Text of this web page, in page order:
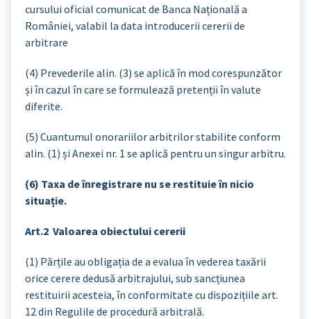
cursului oficial comunicat de Banca Națională a
României, valabil la data introducerii cererii de
arbitrare
(4) Prevederile alin. (3) se aplică în mod corespunzător
și în cazul în care se formulează pretenții în valute
diferite.
(5) Cuantumul onorariilor arbitrilor stabilite conform
alin. (1) și Anexei nr. 1 se aplică pentru un singur arbitru.
(6) Taxa de înregistrare nu se restituie în nicio
situație.
Art.2 Valoarea obiectului cererii
(1) Părțile au obligația de a evalua în vederea taxării
orice cerere dedusă arbitrajului, sub sancțiunea
restituirii acesteia, în conformitate cu dispozițiile art.
12 din Regulile de procedură arbitrală.